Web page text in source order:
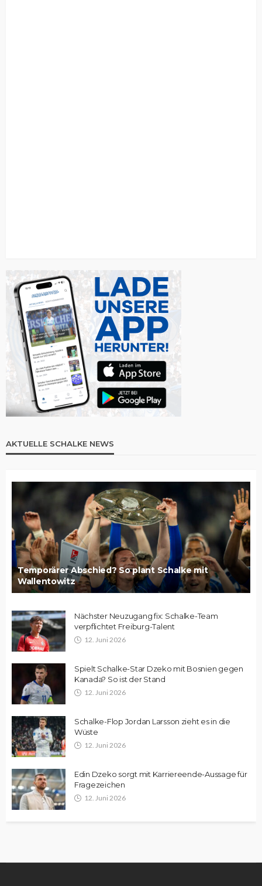
AKTUELLE SCHALKE NEWS
Temporärer Abschied? So plant Schalke mit
Wallentowitz
Nächster Neuzugang fix: Schalke-Team
verpflichtet Freiburg-Talent
12. Juni 2026
Spielt Schalke-Star Dzeko mit Bosnien gegen
Kanada? So ist der Stand
12. Juni 2026
Schalke-Flop Jordan Larsson zieht es in die
Wüste
12. Juni 2026
Edin Dzeko sorgt mit Karriereende-Aussage für
Fragezeichen
12. Juni 2026